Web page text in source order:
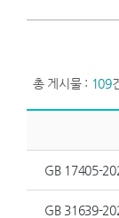
총 게시물 : 109
GB 17405-
GB 31639-